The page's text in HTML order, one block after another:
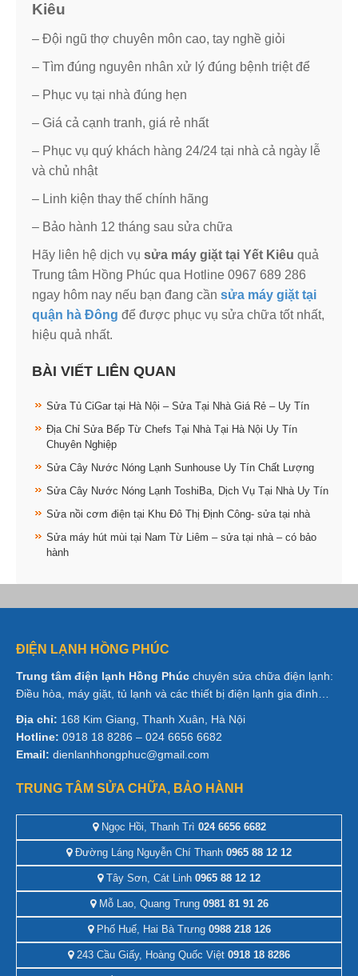
Kiêu
– Đội ngũ thợ chuyên môn cao, tay nghề giỏi
– Tìm đúng nguyên nhân xử lý đúng bệnh triệt để
– Phục vụ tại nhà đúng hẹn
– Giá cả cạnh tranh, giá rẻ nhất
– Phục vụ quý khách hàng 24/24 tại nhà cả ngày lễ
và chủ nhật
– Linh kiện thay thế chính hãng
– Bảo hành 12 tháng sau sửa chữa
Hãy liên hệ dịch vụ sửa máy giặt tại Yết Kiêu quả
Trung tâm Hồng Phúc qua Hotline 0967 689 286
ngay hôm nay nếu bạn đang cần sửa máy giặt tại
quận hà Đông để được phục vụ sửa chữa tốt nhất,
hiệu quả nhất.
BÀI VIẾT LIÊN QUAN
Sửa Tủ CiGar tại Hà Nội – Sửa Tại Nhà Giá Rẻ – Uy Tín
Địa Chỉ Sửa Bếp Từ Chefs Tại Nhà Tại Hà Nội Uy Tín
Chuyên Nghiệp
Sửa Cây Nước Nóng Lạnh Sunhouse Uy Tín Chất Lượng
Sửa Cây Nước Nóng Lạnh ToshiBa, Dịch Vụ Tại Nhà Uy Tín
Sửa nồi cơm điện tại Khu Đô Thị Định Công- sửa tại nhà
Sửa máy hút mùi tại Nam Từ Liêm – sửa tại nhà – có bảo
hành
ĐIỆN LẠNH HỒNG PHÚC
Trung tâm điện lạnh Hồng Phúc chuyên sửa chữa điện lạnh:
Điều hòa, máy giặt, tủ lạnh và các thiết bị điện lạnh gia đình…
Địa chỉ: 168 Kim Giang, Thanh Xuân, Hà Nội
Hotline: 0918 18 8286 – 024 6656 6682
Email: dienlanhhongphuc@gmail.com
TRUNG TÂM SỬA CHỮA, BẢO HÀNH
Ngọc Hồi, Thanh Trì 024 6656 6682
Đường Láng Nguyễn Chí Thanh 0965 88 12 12
Tây Sơn, Cát Linh 0965 88 12 12
Mỗ Lao, Quang Trung0981 81 91 26
Phố Huế, Hai Bà Trưng0988 218 126
243 Cầu Giấy, Hoàng Quốc Việt 0918 18 8286